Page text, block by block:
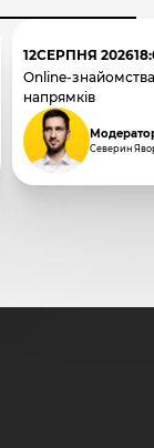
12СЕРПНЯ 2026
Online-
напрямків
Северин